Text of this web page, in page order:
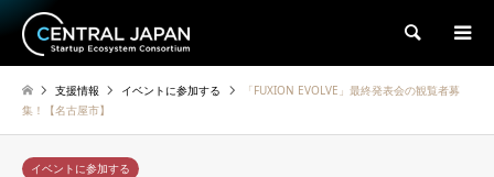
検索
支援情報 イベントに参加する
「FUXION EVOLVE」最終発表会の観覧者募
集！【名古屋市】
イベントに参加する